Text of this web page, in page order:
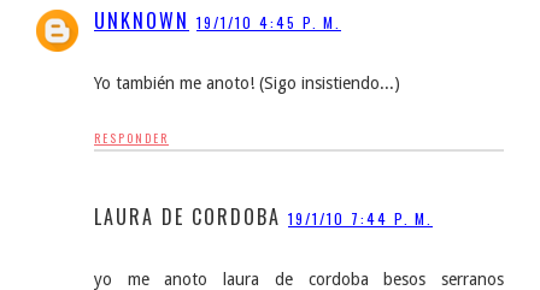
UNKNOWN 19/1/10 4:45 P. M.
Yo también me anoto! (Sigo insistiendo...)
RESPONDER
LAURA DE CORDOBA 19/1/10 7:44 P. M.
yo me anoto laura de cordoba besos serranos